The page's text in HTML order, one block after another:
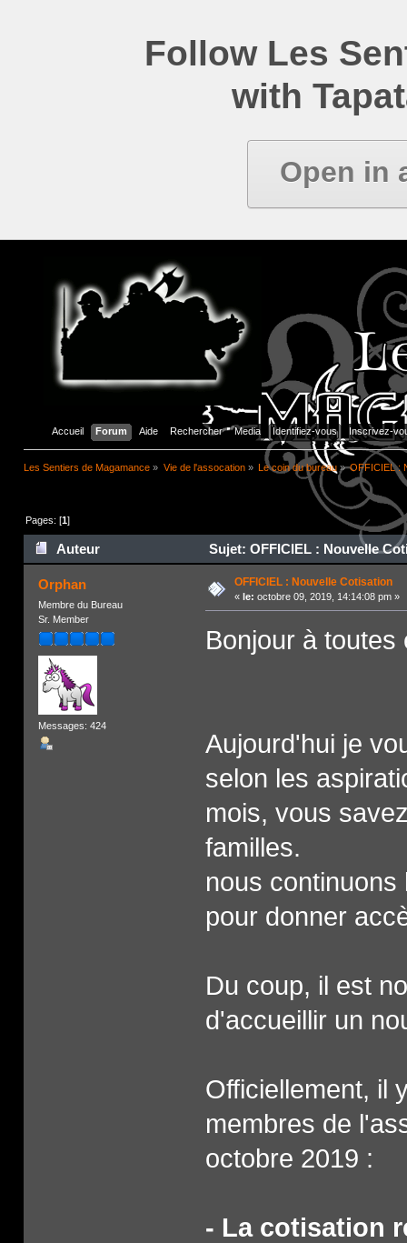
Follow Les
with
Open in
Accueil Forum Aide Rechercher Media Identifiez-vous Inscrivez-
Les Sentiers de Magamance » Vie de l'assocation» Le coin du bureau» OFFICIEL :
Pages: [1]
Auteur Sujet: OFFICIEL : Nouvelle
Orphan
Membre du Bureau
Sr. Member
Messages: 424
OFFICIEL : Nouvelle Cotisation
« le: octobre 09, 2019, 14:14:08 pm »
Bonjour à toutes
Aujourd'hui je
selon les
mois, vous
familles.
nous
pour donner
Du coup, il est
d'accueillir un
Officiellement, il
membres de
octobre 2019 :
- La cotisation